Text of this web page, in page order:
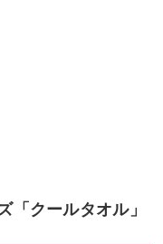
「クールタオル」